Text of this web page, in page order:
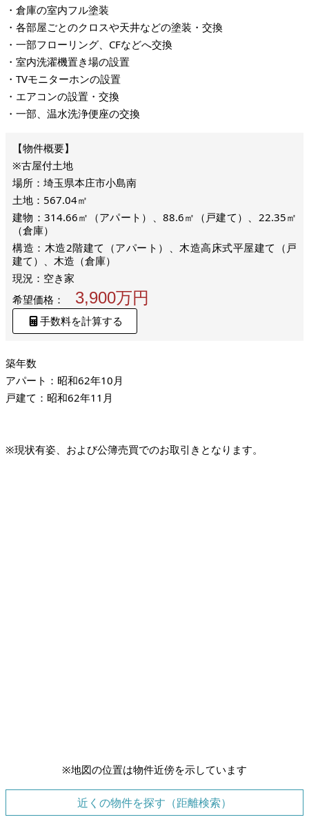
・倉庫の室内フル塗装
・各部屋ごとのクロスや天井などの塗装・交換
・一部フローリング、CFなどへ交換
・室内洗濯機置き場の設置
・TVモニターホンの設置
・エアコンの設置・交換
・一部、温水洗浄便座の交換
※古屋付土地
場所：埼玉県本庄市小島南
土地：567.04㎡
建物：314.66㎡（アパート）、88.6㎡（戸建て）、22.35㎡
（倉庫）
構造：木造2階建て（アパート）、木造高床式平屋建て（戸
建て）、木造（倉庫）
現況：空き家
希望価格：
3,900万円
手数料を計算する
築年数
アパート：昭和62年10月
戸建て：昭和62年11月
※現状有姿、および公簿売買でのお取引きとなります。
※地図の位置は物件近傍を示しています
近くの物件を探す（距離検索）